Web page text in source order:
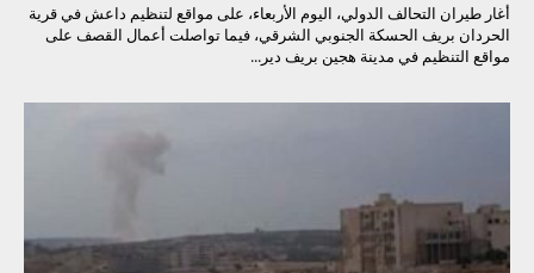
أغار طيران التحالف الدولي، اليوم الأربعاء، على مواقع لتنظيم داعش في قرية
الحردان بريف الحسكة الجنوبي الشرقي، فيما تواصلت أعمال القصف على
مواقع التنظيم في مدينة هجين بريف دير...